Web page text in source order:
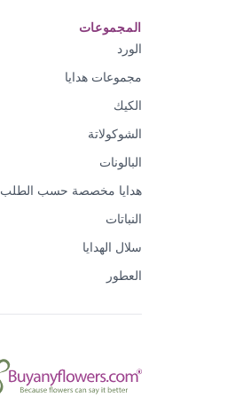
المجموعات
الورد
مجموعات هدايا
الكيك
الشوكولاتة
البالونات
هدايا مخصصة حسب الطلب
النباتات
سلال الهدايا
العطور